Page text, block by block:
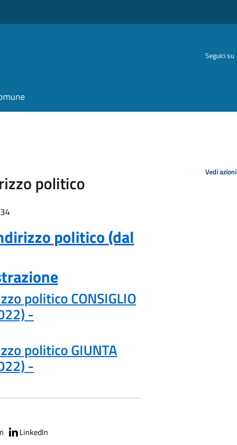
Seguici su
politico
politico (dal
politico CONSIGLIO
-
politico GIUNTA
-
LinkedIn
Vedi azioni